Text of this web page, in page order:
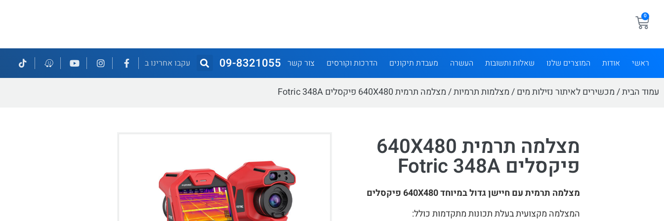
0
ראשי אודות המוצרים שלנו שאלות ותשובות העשרה מעבדת תיקונים הדרכות וקורסים צור קשר 09-8321055 עקבו אחרינו ב
עמוד הבית/מכשירים לאיתור נזילות מים/מצלמות תרמיות/ מצלמה תרמית 640X480 פיקסלים Fotric 348A
מצלמה תרמית 640X480
פיקסלים Fotric 348A
מצלמה תרמית עם חיישן גדול במיוחד 640X480 פיקסלים
המצלמה מקצועית בעלת תכונות מתקדמות כולל: